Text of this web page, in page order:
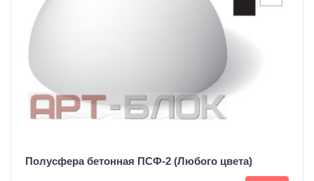
Полусфера бетонная ПСФ-2 (Любого цвета)